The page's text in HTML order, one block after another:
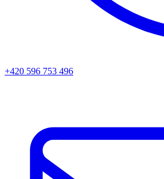
+420 596 753 496